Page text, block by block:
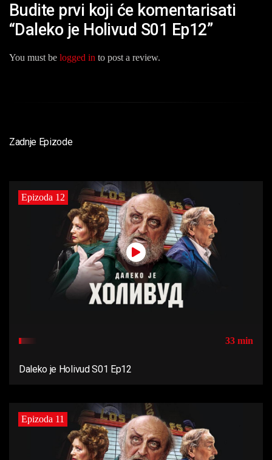
Budite prvi koji će komentarisati
“Daleko je Holivud S01 Ep12”
You must be logged in to post a review.
Zadnje Epizode
Epizoda 12
33 min
Daleko je Holivud S01 Ep12
Epizoda 11